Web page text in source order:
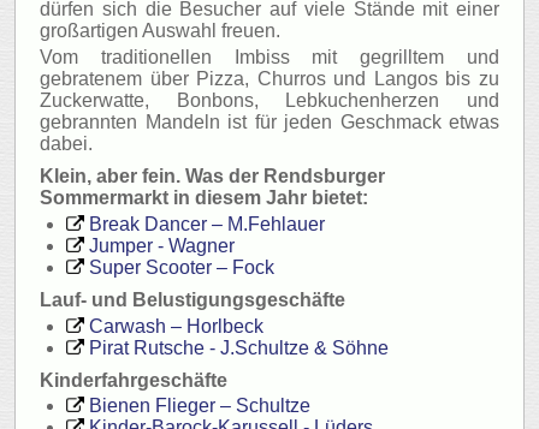
dürfen sich die Besucher auf viele Stände mit einer
großartigen Auswahl freuen.
Vom traditionellen Imbiss mit gegrilltem und
gebratenem über Pizza, Churros und Langos bis zu
Zuckerwatte, Bonbons, Lebkuchenherzen und
gebrannten Mandeln ist für jeden Geschmack etwas
dabei.
Klein, aber fein. Was der Rendsburger
Sommermarkt in diesem Jahr bietet:
Break Dancer – M.Fehlauer
Jumper - Wagner
Super Scooter – Fock
Lauf- und Belustigungsgeschäfte
Carwash – Horlbeck
Pirat Rutsche - J.Schultze & Söhne
Kinderfahrgeschäfte
Bienen Flieger – Schultze